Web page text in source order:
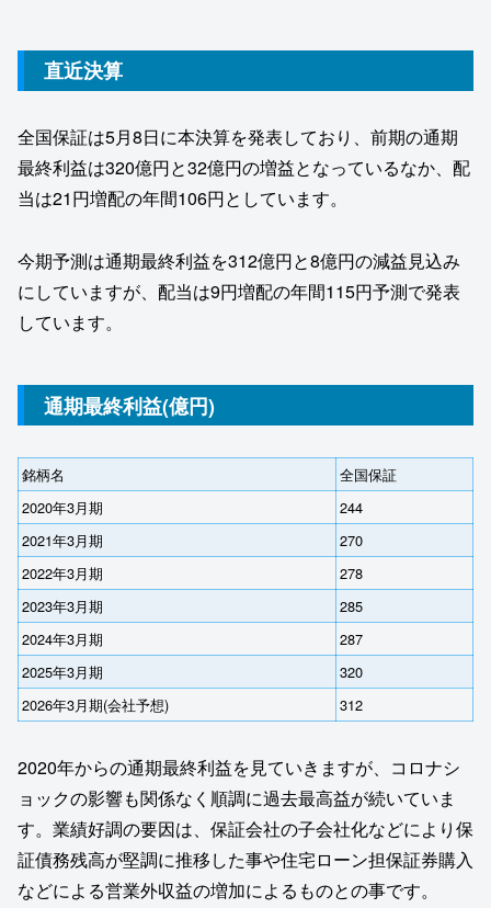
直近決算
全国保証は5月8日に本決算を発表しており、前期の通期
最終利益は320億円と32億円の増益となっているなか、配
当は21円増配の年間106円としています。
今期予測は通期最終利益を312億円と8億円の減益見込み
にしていますが、配当は9円増配の年間115円予測で発表
しています。
通期最終利益(億円)
銘柄名
全国保証
2020年3月期
244
2021年3月期
270
2022年3月期
278
2023年3月期
285
2024年3月期
287
2025年3月期
320
2026年3月期(会社予想)
312
2020年からの通期最終利益を見ていきますが、コロナシ
ョックの影響も関係なく順調に過去最高益が続いていま
す。業績好調の要因は、保証会社の子会社化などにより保
証債務残高が堅調に推移した事や住宅ローン担保証券購入
などによる営業外収益の増加によるものとの事です。